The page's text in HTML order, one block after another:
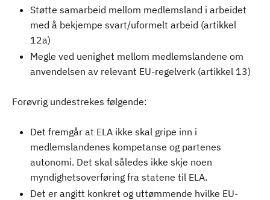
Støtte samarbeid mellom medlemsland i arbeidet
med å bekjempe svart/uformelt arbeid (artikkel
12a)
Megle ved uenighet mellom medlemslandene om
anvendelsen av relevant EU-regelverk (artikkel 13)
Forøvrig undestrekes følgende:
Det fremgår at ELA ikke skal gripe inn i
medlemslandenes kompetanse og partenes
autonomi. Det skal således ikke skje noen
myndighetsoverføring fra statene til ELA.
Det er angitt konkret og uttømmende hvilke EU-